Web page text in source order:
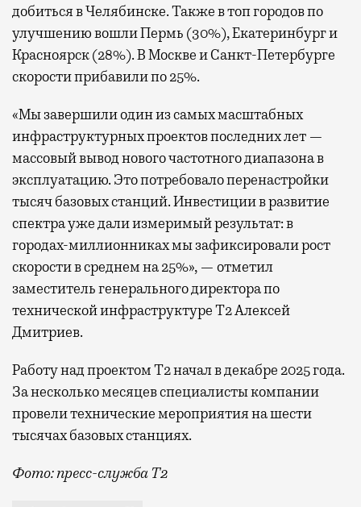
добиться в Челябинске. Также в топ городов по
улучшению вошли Пермь (30%), Екатеринбург и
Красноярск (28%). В Москве и Санкт-Петербурге
скорости прибавили по 25%.
«Мы завершили один из самых масштабных
инфраструктурных проектов последних лет —
массовый вывод нового частотного диапазона в
эксплуатацию. Это потребовало перенастройки
тысяч базовых станций. Инвестиции в развитие
спектра уже дали измеримый результат: в
городах-миллионниках мы зафиксировали рост
скорости в среднем на 25%», — отметил
заместитель генерального директора по
технической инфраструктуре Т2 Алексей
Дмитриев.
Работу над проектом Т2 начал в декабре 2025 года.
За несколько месяцев специалисты компании
провели технические мероприятия на шести
тысячах базовых станциях.
Фото: пресс-служба Т2